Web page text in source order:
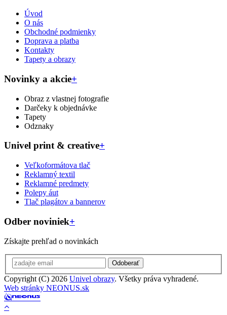
Úvod
O nás
Obchodné podmienky
Doprava a platba
Kontakty
Tapety a obrazy
Novinky a akcie+
Obraz z vlastnej fotografie
Darčeky k objednávke
Tapety
Odznaky
Univel print & creative+
Veľkoformátova tlač
Reklamný textil
Reklamné predmety
Polepy áut
Tlač plagátov a bannerov
Odber noviniek+
Získajte prehľad o novinkách
Odoberať
Copyright (C) 2026 Univel obrazy. Všetky práva vyhradené.
Web stránky NEONUS.sk